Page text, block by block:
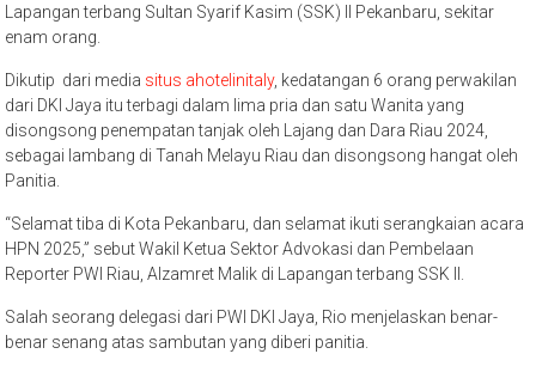
Lapangan terbang Sultan Syarif Kasim (SSK) II Pekanbaru, sekitar
enam orang.
Dikutip dari media situs ahotelinitaly, kedatangan 6 orang perwakilan
dari DKI Jaya itu terbagi dalam lima pria dan satu Wanita yang
disongsong penempatan tanjak oleh Lajang dan Dara Riau 2024,
sebagai lambang di Tanah Melayu Riau dan disongsong hangat oleh
Panitia.
“Selamat tiba di Kota Pekanbaru, dan selamat ikuti serangkaian acara
HPN 2025,” sebut Wakil Ketua Sektor Advokasi dan Pembelaan
Reporter PWI Riau, Alzamret Malik di Lapangan terbang SSK II.
Salah seorang delegasi dari PWI DKI Jaya, Rio menjelaskan benar-
benar senang atas sambutan yang diberi panitia.